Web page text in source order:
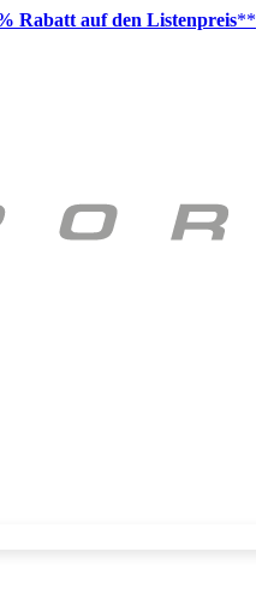
Rabatt auf den Listenpreis**